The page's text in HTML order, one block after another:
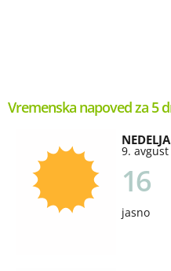
Vremenska napoved za 5
NEDELJA
9.
16
jasno